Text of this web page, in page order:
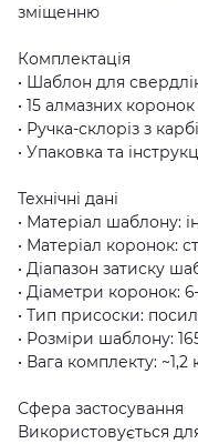
зміщенню
Комплектація
• Шаблон для
• 15 алмазних коронок
• Ручка-склоріз з
• Упаковка та
Технічні дані
• Матеріал шаблону:
• Матеріал коронок:
• Діапазон затиску
• Діаметри коронок:
• Тип присоски:
• Розміри шаблону:
• Вага комплекту: ~1,2
Сфера застосування
Використовується